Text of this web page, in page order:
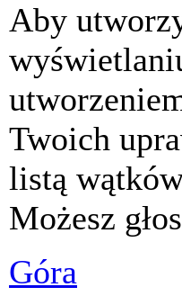
Aby
Twoich
listą
Możesz
Góra